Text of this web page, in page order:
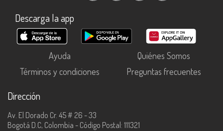
Descarga la app
Ayuda
Quiénes Somos
Términos y condiciones
Preguntas frecuentes
Dirección
Av. El Dorado Cr. 45 # 26 - 33
Bogotá D.C, Colombia - Código Postal: 111321